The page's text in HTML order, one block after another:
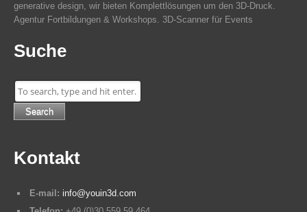
generative design, wir bieten Komplettlösungen um den 3D-Druck.
Agentur Fortbildungen & Workshops. 3D-Scanner für Events
Suche
Search
Kontakt
E-mail: info@youin3d.com